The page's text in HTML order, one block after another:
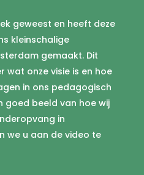
geweest en heeft deze
kleinschalige
gemaakt. Dit
wat onze visie is en hoe
in ons pedagogisch
goed beeld van hoe wij
in
we u aan de video te